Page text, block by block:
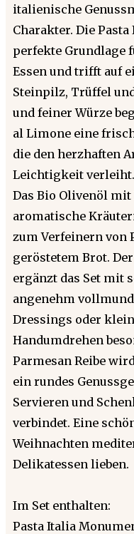
italienische
Charakter. Die
perfekte Grundlage
Essen und trifft auf
Steinpilz, Trüffel
und feiner Würze
al Limone eine
die den herzhaften
Leichtigkeit verleiht.
Das Bio Olivenöl
aromatische
zum Verfeinern von
geröstetem Brot.
ergänzt das Set mit
angenehm
Dressings oder
Handumdrehen
Parmesan Reibe
ein rundes
Servieren und
verbindet. Eine
Weihnachten
Delikatessen lieben.
Im Set enthalten:
Pasta Italia